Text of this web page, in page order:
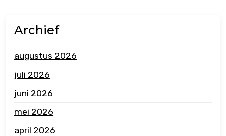
Archief
augustus 2026
juli 2026
juni 2026
mei 2026
april 2026